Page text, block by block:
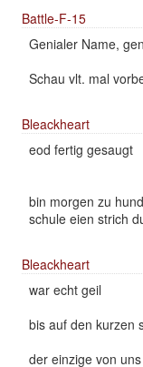
Battle-F-15
Genialer Name,
Schau vlt. mal
Bleackheart
eod fertig gesaugt
bin morgen zu
schule eien strich
Bleackheart
war echt geil
bis auf den kurzen
der einzige von